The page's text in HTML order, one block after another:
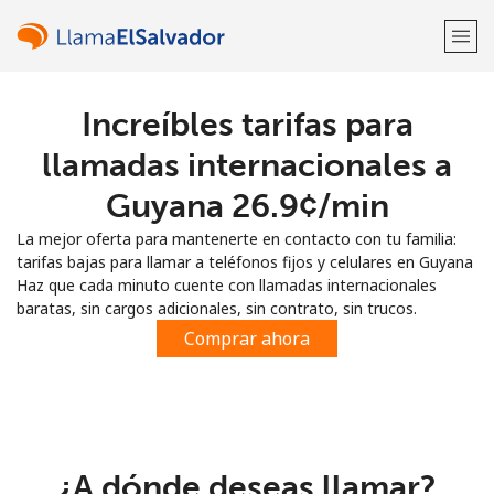
¡Bienvenido!
Regístrate con
Increíbles tarifas para
llamadas internacionales a
Guyana ⁦26.9¢⁩/min
La mejor oferta para mantenerte en contacto con tu familia:
tarifas bajas para llamar a teléfonos fijos y celulares en Guyana
Haz que cada minuto cuente con llamadas internacionales
baratas, sin cargos adicionales, sin contrato, sin trucos.
Comprar ahora